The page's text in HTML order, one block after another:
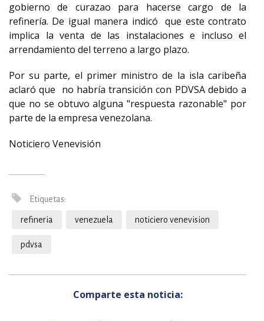
gobierno de curazao para hacerse cargo de la
refinería. De igual manera indicó que este contrato
implica la venta de las instalaciones e incluso el
arrendamiento del terreno a largo plazo.
Por su parte, el primer ministro de la isla caribeña
aclaró que no habría transición con PDVSA debido a
que no se obtuvo alguna "respuesta razonable" por
parte de la empresa venezolana.
Noticiero Venevisión
Etiquetas:
refineria venezuela noticiero venevision
pdvsa
Comparte esta noticia: